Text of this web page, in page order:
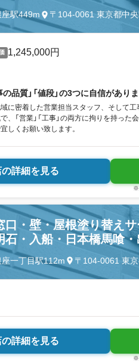
駅449m 〒104-0061 東京都中
1,245,000円
の品質」「値段」の3つに自信があり
に密着した営業担当スタッフ、そして
、「営業」「工事」の両方に拘りを持っ
しくお願い致します。
詳細を見る
※
口・壁・屋根塗り替え
石・入船・日本橋馬喰
一丁目駅112m 〒104-0061 東
詳細を見る
※